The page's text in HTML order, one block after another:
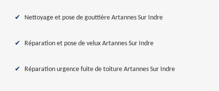
Nettoyage et pose de gouttière Artannes Sur Indre
Réparation et pose de velux Artannes Sur Indre
Réparation urgence fuite de toiture Artannes Sur Indre